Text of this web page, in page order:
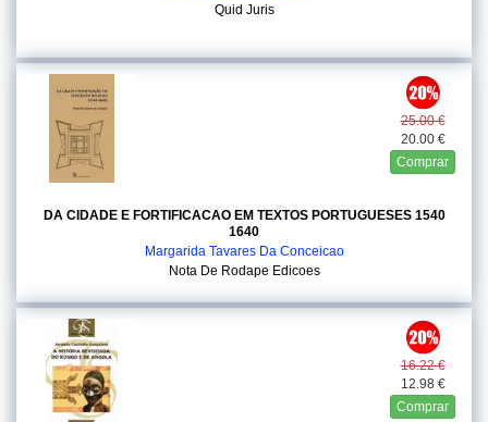
Quid Juris
25.00 €
20.00 €
Comprar
DA CIDADE E FORTIFICACAO EM TEXTOS PORTUGUESES 1540
1640
Margarida Tavares Da Conceicao
Nota De Rodape Edicoes
16.22 €
12.98 €
Comprar